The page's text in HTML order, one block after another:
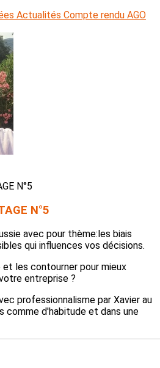
Actualités Compte rendu AGO
N°5
avec pour thème:les biais
qui influences vos décisions.
les contourner pour mieux
entreprise ?
professionnalisme par Xavier au
comme d'habitude et dans une